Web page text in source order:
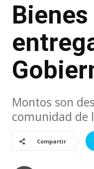
Montos son
comunidad de
Compartir